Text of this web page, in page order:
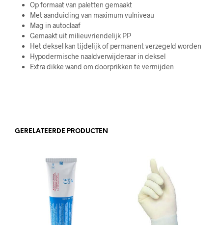
Op formaat van paletten gemaakt
Met aanduiding van maximum vulniveau
Mag in autoclaaf
Gemaakt uit milieuvriendelijk PP
Het deksel kan tijdelijk of permanent verzegeld worden
Hypodermische naaldverwijderaar in deksel
Extra dikke wand om doorprikken te vermijden
GERELATEERDE PRODUCTEN